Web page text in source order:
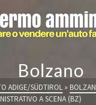
Bolzano
ADIGE/SÜDTIROL »
A SCENA (BZ)